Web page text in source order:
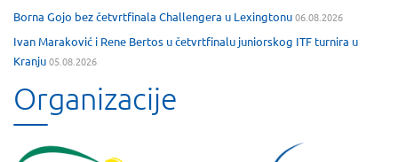
Borna Gojo bez četvrtfinala Challengera u Lexingtonu06.08.2026
Ivan Maraković i Rene Bertos u četvrtfinalu juniorskog ITF turnira u
Kranju05.08.2026
Organizacije